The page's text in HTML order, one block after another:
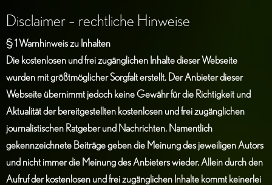
Disclaimer – rechtliche Hinweise
§ 1 Warnhinweis zu Inhalten
Die kostenlosen und frei zugänglichen Inhalte dieser Webseite
wurden mit größtmöglicher Sorgfalt erstellt. Der Anbieter dieser
Webseite übernimmt jedoch keine Gewähr für die Richtigkeit und
Aktualität der bereitgestellten kostenlosen und frei zugänglichen
journalistischen Ratgeber und Nachrichten. Namentlich
gekennzeichnete Beiträge geben die Meinung des jeweiligen Autors
und nicht immer die Meinung des Anbieters wieder. Allein durch den
Aufruf der kostenlosen und frei zugänglichen Inhalte kommt keinerlei